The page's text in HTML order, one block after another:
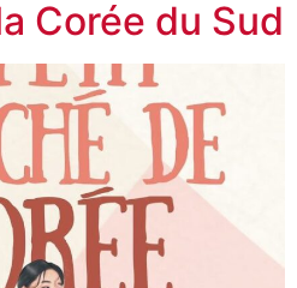
Corée du Sud